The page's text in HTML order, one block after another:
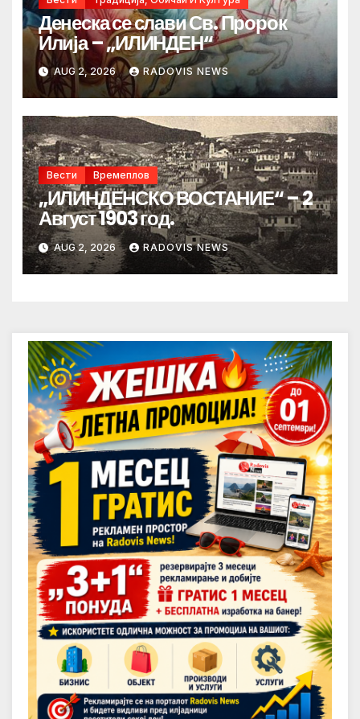
Денеска се слави Св. Пророк
Илија – „ИЛИНДЕН“
AUG 2, 2026 RADOVIS NEWS
Вести Времеплов
„ИЛИНДЕНСКО ВОСТАНИЕ“ – 2
Август 1903 год.
AUG 2, 2026 RADOVIS NEWS